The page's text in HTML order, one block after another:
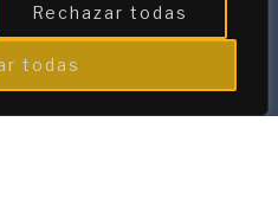
Rechazar todas
todas